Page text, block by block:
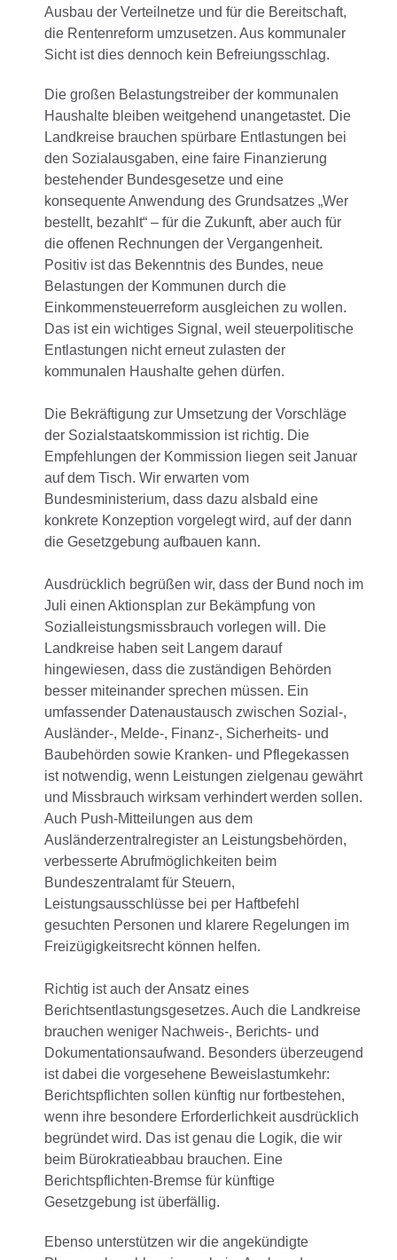
Ausbau der Verteilnetze und für die Bereitschaft,
die Rentenreform umzusetzen. Aus kommunaler
Sicht ist dies dennoch kein Befreiungsschlag.
Die großen Belastungstreiber der kommunalen
Haushalte bleiben weitgehend unangetastet. Die
Landkreise brauchen spürbare Entlastungen bei
den Sozialausgaben, eine faire Finanzierung
bestehender Bundesgesetze und eine
konsequente Anwendung des Grundsatzes „Wer
bestellt, bezahlt“ – für die Zukunft, aber auch für
die offenen Rechnungen der Vergangenheit.
Positiv ist das Bekenntnis des Bundes, neue
Belastungen der Kommunen durch die
Einkommensteuerreform ausgleichen zu wollen.
Das ist ein wichtiges Signal, weil steuerpolitische
Entlastungen nicht erneut zulasten der
kommunalen Haushalte gehen dürfen.
Die Bekräftigung zur Umsetzung der Vorschläge
der Sozialstaatskommission ist richtig. Die
Empfehlungen der Kommission liegen seit Januar
auf dem Tisch. Wir erwarten vom
Bundesministerium, dass dazu alsbald eine
konkrete Konzeption vorgelegt wird, auf der dann
die Gesetzgebung aufbauen kann.
Ausdrücklich begrüßen wir, dass der Bund noch im
Juli einen Aktionsplan zur Bekämpfung von
Sozialleistungsmissbrauch vorlegen will. Die
Landkreise haben seit Langem darauf
hingewiesen, dass die zuständigen Behörden
besser miteinander sprechen müssen. Ein
umfassender Datenaustausch zwischen Sozial-,
Ausländer-, Melde-, Finanz-, Sicherheits- und
Baubehörden sowie Kranken- und Pflegekassen
ist notwendig, wenn Leistungen zielgenau gewährt
und Missbrauch wirksam verhindert werden sollen.
Auch Push-Mitteilungen aus dem
Ausländerzentralregister an Leistungsbehörden,
verbesserte Abrufmöglichkeiten beim
Bundeszentralamt für Steuern,
Leistungsausschlüsse bei per Haftbefehl
gesuchten Personen und klarere Regelungen im
Freizügigkeitsrecht können helfen.
Richtig ist auch der Ansatz eines
Berichtsentlastungsgesetzes. Auch die Landkreise
brauchen weniger Nachweis-, Berichts- und
Dokumentationsaufwand. Besonders überzeugend
ist dabei die vorgesehene Beweislastumkehr:
Berichtspflichten sollen künftig nur fortbestehen,
wenn ihre besondere Erforderlichkeit ausdrücklich
begründet wird. Das ist genau die Logik, die wir
beim Bürokratieabbau brauchen. Eine
Berichtspflichten-Bremse für künftige
Gesetzgebung ist überfällig.
Ebenso unterstützen wir die angekündigte